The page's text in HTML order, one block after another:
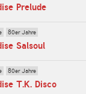
Prelude
80er Jahre
Salsoul
80er Jahre
T.K. Disco